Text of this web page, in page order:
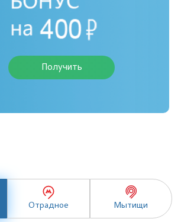
Получить
Отрадное Мытищи